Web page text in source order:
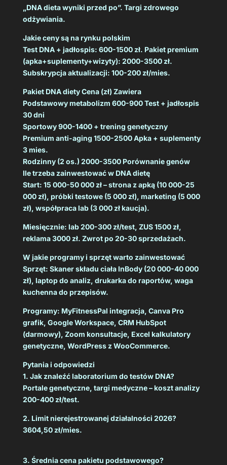
„DNA dieta wyniki przed po”. Targi zdrowego
odżywiania.
Jakie ceny są na rynku polskim
Test DNA + jadłospis: 600-1500 zł. Pakiet premium
(apka+suplementy+wizyty): 2000-3500 zł.
Subskrypcja aktualizacji: 100-200 zł/mies.
Pakiet DNA diety Cena (zł) Zawiera
Podstawowy metabolizm 600-900 Test + jadłospis
30 dni
Sportowy 900-1400 + trening genetyczny
Premium anti-aging 1500-2500 Apka + suplementy
3 mies.
Rodzinny (2 os.) 2000-3500 Porównanie genów
Ile trzeba zainwestować w DNA dietę
Start: 15 000-50 000 zł – strona z apką (10 000-25
000 zł), próbki testowe (5 000 zł), marketing (5 000
zł), współpraca lab (3 000 zł kaucja).
Miesięcznie: lab 200-300 zł/test, ZUS 1500 zł,
reklama 3000 zł. Zwrot po 20-30 sprzedażach.
W jakie programy i sprzęt warto zainwestować
Sprzęt: Skaner składu ciała InBody (20 000-40 000
zł), laptop do analiz, drukarka do raportów, waga
kuchenna do przepisów.
Programy: MyFitnessPal integracja, Canva Pro
grafik, Google Workspace, CRM HubSpot
(darmowy), Zoom konsultacje, Excel kalkulatory
genetyczne, WordPress z WooCommerce.
Pytania i odpowiedzi
1. Jak znaleźć laboratorium do testów DNA?
Portale genetyczne, targi medyczne – koszt analizy
200-400 zł/test.
2. Limit nierejestrowanej działalności 2026?
3604,50 zł/mies.
3. Średnia cena pakietu podstawowego?